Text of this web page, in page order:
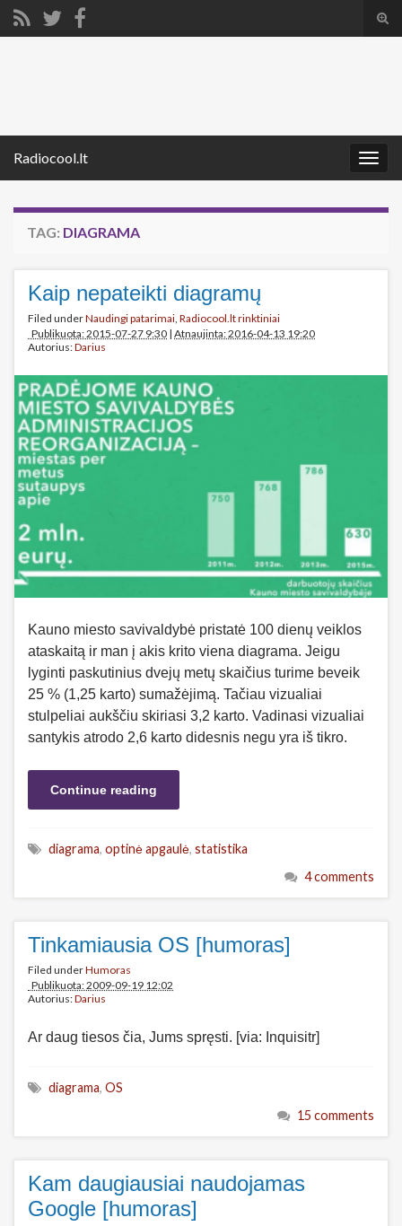
Radiocool.lt
TAG: DIAGRAMA
Kaip nepateikti diagramų
Filed underNaudingi patarimai, Radiocool.lt rinktiniai
Publikuota: 2015-07-27 9:30 | Atnaujinta: 2016-04-13 19:20
Autorius:Darius
Kauno miesto savivaldybė pristatė 100 dienų veiklos
ataskaitą ir man į akis krito viena diagrama. Jeigu
lyginti paskutinius dvejų metų skaičius turime beveik
25 % (1,25 karto) sumažėjimą. Tačiau vizualiai
stulpeliai aukščiu skiriasi 3,2 karto. Vadinasi vizualiai
santykis atrodo 2,6 karto didesnis negu yra iš tikro.
Continue reading
diagrama, optinė apgaulė, statistika
4 comments
Tinkamiausia OS [humoras]
Filed underHumoras
Publikuota: 2009-09-19 12:02
Autorius:Darius
Ar daug tiesos čia, Jums spręsti. [via: Inquisitr]
diagrama, OS
15 comments
Kam daugiausiai naudojamas
Google [humoras]